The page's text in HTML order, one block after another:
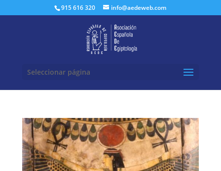
915 616 320 info@aedeweb.com
Seleccionar página